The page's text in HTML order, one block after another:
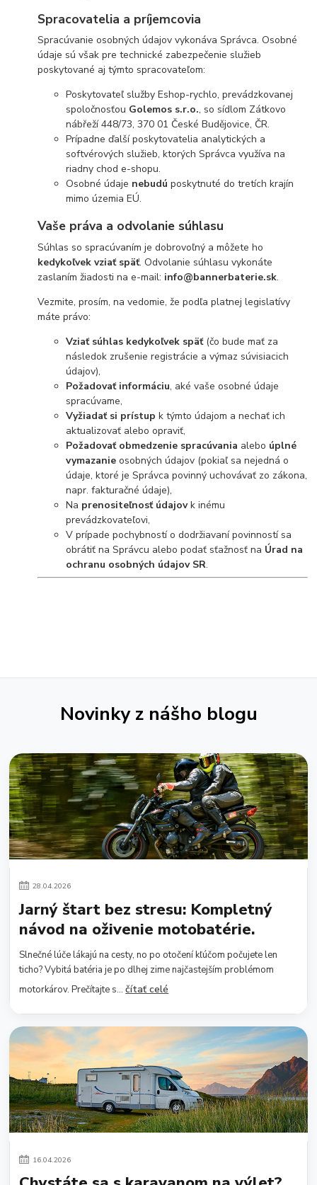
Spracovatelia a príjemcovia
Spracúvanie osobných údajov vykonáva Správca. Osobné
údaje sú však pre technické zabezpečenie služieb
poskytované aj týmto spracovateľom:
Poskytovateľ služby Eshop-rychlo, prevádzkovanej
spoločnosťou Golemos s.r.o., so sídlom Zátkovo
nábřeží 448/73, 370 01 České Budějovice, ČR.
Prípadne ďalší poskytovatelia analytických a
softvérových služieb, ktorých Správca využíva na
riadny chod e-shopu.
Osobné údaje nebudú poskytnuté do tretích krajín
mimo územia EÚ.
Vaše práva a odvolanie súhlasu
Súhlas so spracúvaním je dobrovoľný a môžete ho
kedykoľvek vziať späť. Odvolanie súhlasu vykonáte
zaslaním žiadosti na e-mail: info@bannerbaterie.sk.
Vezmite, prosím, na vedomie, že podľa platnej legislatívy
máte právo:
Vziať súhlas kedykoľvek späť(čo bude mať za
následok zrušenie registrácie a výmaz súvisiacich
údajov),
Požadovať informáciu, aké vaše osobné údaje
spracúvame,
Vyžiadať si prístup k týmto údajom a nechať ich
aktualizovať alebo opraviť,
Požadovať obmedzenie spracúvania alebo úplné
vymazanie osobných údajov (pokiaľ sa nejedná o
údaje, ktoré je Správca povinný uchovávať zo zákona,
napr. fakturačné údaje),
Na prenositeľnosť údajovk inému
prevádzkovateľovi,
V prípade pochybností o dodržiavaní povinností sa
obrátiť na Správcu alebo podať sťažnosť na Úrad na
ochranu osobných údajov SR.
Novinky z nášho blogu
28.04.2026
Jarný štart bez stresu: Kompletný
návod na oživenie motobatérie.
Slnečné lúče lákajú na cesty, no po otočení kľúčom počujete len
ticho? Vybitá batéria je po dlhej zime najčastejším problémom
motorkárov. Prečítajte s...čítať celé
16.04.2026